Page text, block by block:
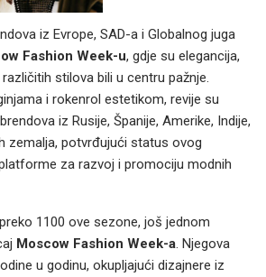
iz Evrope, SAD-a i Globalnog juga
Fashion Week-u, gdje su elegancija,
stilova bili u centru pažnje.
i rokenrol estetikom, revije su
iz Rusije, Španije, Amerike, Indije,
zemalja, potvrđujući status ovog
za razvoj i promociju modnih
1100 ove sezone, još jednom
Moscow Fashion Week-a . Njegova
u godinu, okupljajući dizajnere iz